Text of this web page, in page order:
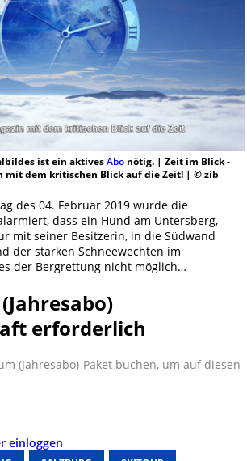
ist ein aktivesAbonötig. | Zeit im Blick -
mit dem kritischen Blick auf die Zeit! | © zib
des 04. Februar 2019 wurde die
dass ein Hund am Untersberg,
mit seiner Besitzerin, in die Südwand
der starken Schneewechten im
der Bergrettung nicht möglich…
erforderlich
(Jahresabo)-Paket buchen, um auf diesen
einloggen